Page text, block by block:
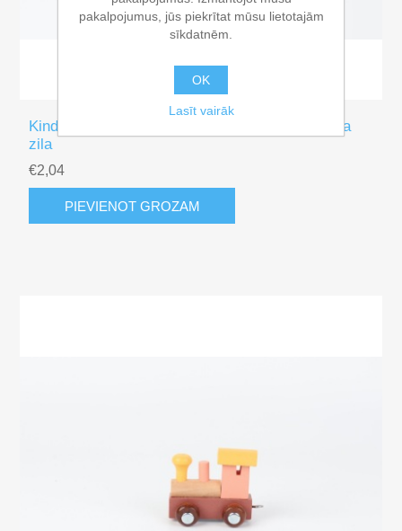
Kinder and Kids Vārdu vilciena vagonē, Arktiska
zila
€2,04
PIEVIENOT GROZAM
pakalpojumus, jūs piekrītat mūsu lietotajām
sīkdatnēm.
OK
Lasīt vairāk